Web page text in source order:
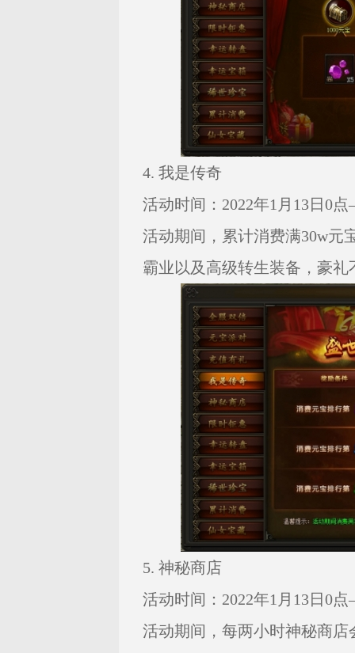
4. 我是传奇
活动时间：2022年1月13日0
活动期间，累计消费满30w元
霸业以及高级转生装备，豪礼
5. 神秘商店
活动时间：2022年1月13日0
活动期间，每两小时神秘商